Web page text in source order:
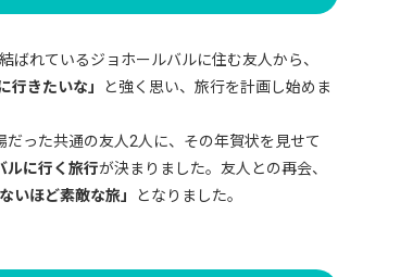
れているジョホールバルに住む友人から、
行きたいな」
と強く思い、旅行を計画し始めま
った共通の友人2人に、その年賀状を見せて
ルに行く旅行が決まりました。友人との再会、
いほど素敵な旅」 となりました。